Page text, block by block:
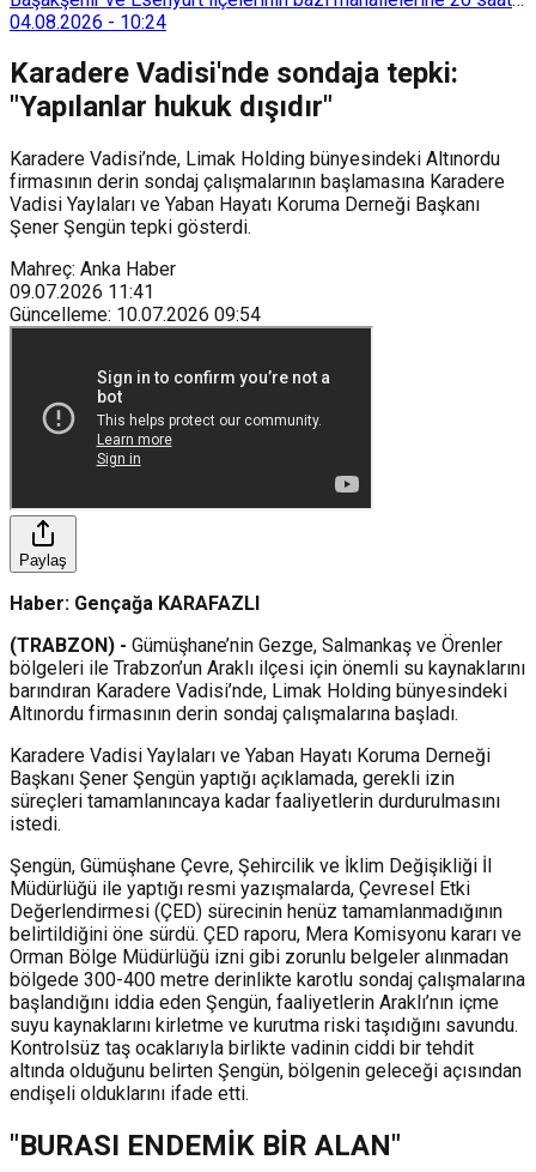
süreyle su verilemeyecek.
04.08.2026 - 10:24
Karadere Vadisi'nde sondaja tepki:
"Yapılanlar hukuk dışıdır"
Karadere Vadisi’nde, Limak Holding bünyesindeki Altınordu
firmasının derin sondaj çalışmalarının başlamasına Karadere
Vadisi Yaylaları ve Yaban Hayatı Koruma Derneği Başkanı
Şener Şengün tepki gösterdi.
Mahreç: Anka Haber
09.07.2026 11:41
Güncelleme: 10.07.2026 09:54
Paylaş
Haber: Gençağa KARAFAZLI
(TRABZON) - Gümüşhane’nin Gezge, Salmankaş ve Örenler
bölgeleri ile Trabzon’un Araklı ilçesi için önemli su kaynaklarını
barındıran Karadere Vadisi’nde, Limak Holding bünyesindeki
Altınordu firmasının derin sondaj çalışmalarına başladı.
Karadere Vadisi Yaylaları ve Yaban Hayatı Koruma Derneği
Başkanı Şener Şengün yaptığı açıklamada, gerekli izin
süreçleri tamamlanıncaya kadar faaliyetlerin durdurulmasını
istedi.
Şengün, Gümüşhane Çevre, Şehircilik ve İklim Değişikliği İl
Müdürlüğü ile yaptığı resmi yazışmalarda, Çevresel Etki
Değerlendirmesi (ÇED) sürecinin henüz tamamlanmadığının
belirtildiğini öne sürdü. ÇED raporu, Mera Komisyonu kararı ve
Orman Bölge Müdürlüğü izni gibi zorunlu belgeler alınmadan
bölgede 300-400 metre derinlikte karotlu sondaj çalışmalarına
başlandığını iddia eden Şengün, faaliyetlerin Araklı’nın içme
suyu kaynaklarını kirletme ve kurutma riski taşıdığını savundu.
Kontrolsüz taş ocaklarıyla birlikte vadinin ciddi bir tehdit
altında olduğunu belirten Şengün, bölgenin geleceği açısından
endişeli olduklarını ifade etti.
"BURASI ENDEMİK BİR ALAN"